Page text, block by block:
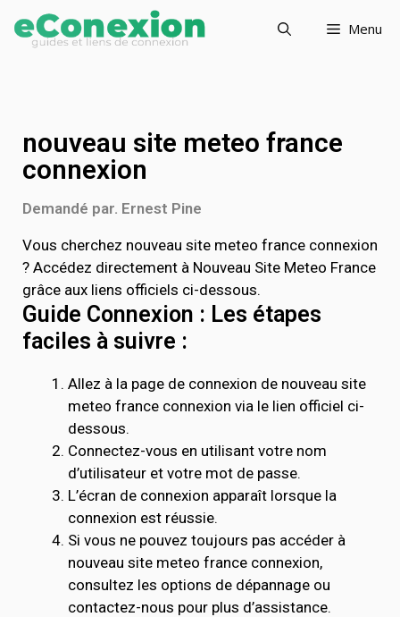
Menu
nouveau site meteo france
connexion
Demandé par. Ernest Pine
Vous cherchez nouveau site meteo france connexion
? Accédez directement à Nouveau Site Meteo France
grâce aux liens officiels ci-dessous.
Guide Connexion : Les étapes
faciles à suivre :
Allez à la page de connexion de nouveau site
meteo france connexion via le lien officiel ci-
dessous.
Connectez-vous en utilisant votre nom
d’utilisateur et votre mot de passe.
L’écran de connexion apparaît lorsque la
connexion est réussie.
Si vous ne pouvez toujours pas accéder à
nouveau site meteo france connexion,
consultez les options de dépannage ou
contactez-nous pour plus d’assistance.